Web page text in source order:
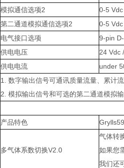
模拟通信选项2
0-5
第二通道模拟通信选项2
0-5
电气接口选项
9-pin
供电电压
24 Vdc
供电电流
under
1. 数字输出信号可通讯质量流量、累计
2. 模拟输出信号和可选的第二通道模拟
产品特色
多气体系数切换V2.0
气体转
如果您
我们还